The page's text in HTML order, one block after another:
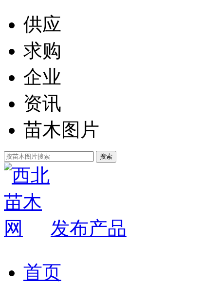
供应
求购
企业
资讯
苗木图片
发布产品
首页